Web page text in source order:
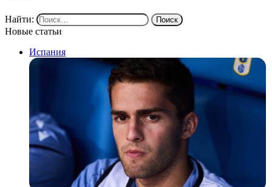
Найти:
Новые статьи
Испания